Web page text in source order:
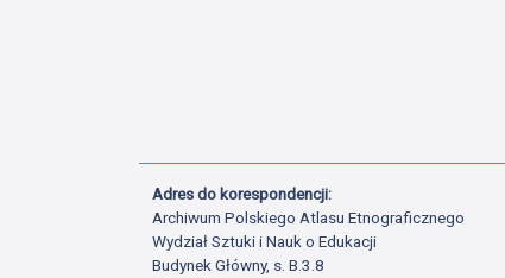
Adres do korespondencji:
Archiwum Polskiego Atlasu Etnograficznego
Wydział Sztuki i Nauk o Edukacji
Budynek Główny, s. B.3.8